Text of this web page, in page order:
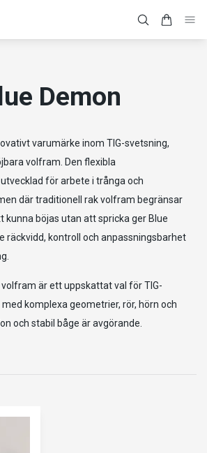
Demon
varumärke inom TIG-svetsning,
volfram. Den flexibla
för arbete i trånga och
där traditionell rak volfram begränsar
kunna böjas utan att spricka ger Blue
räckvidd, kontroll och anpassningsbarhet
volfram är ett uppskattat val för TIG-
komplexa geometrier, rör, hörn och
och stabil båge är avgörande.